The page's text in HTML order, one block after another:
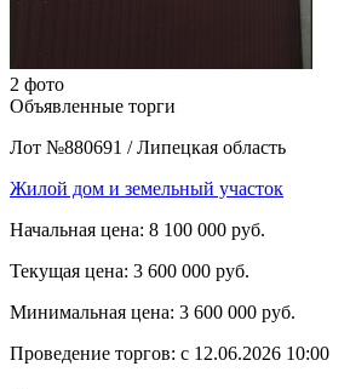
2 фото
Объявленные торги
Лот №880691 / Липецкая область
Жилой дом и земельный участок
Начальная цена: 8 100 000 руб.
Текущая цена: 3 600 000 руб.
Минимальная цена: 3 600 000 руб.
Проведение торгов: с 12.06.2026 10:00